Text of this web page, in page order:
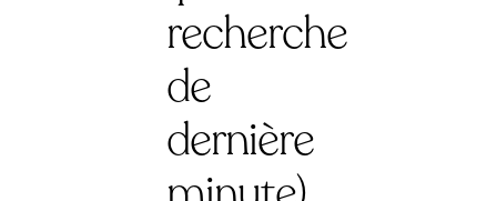
recherche
de
dernière